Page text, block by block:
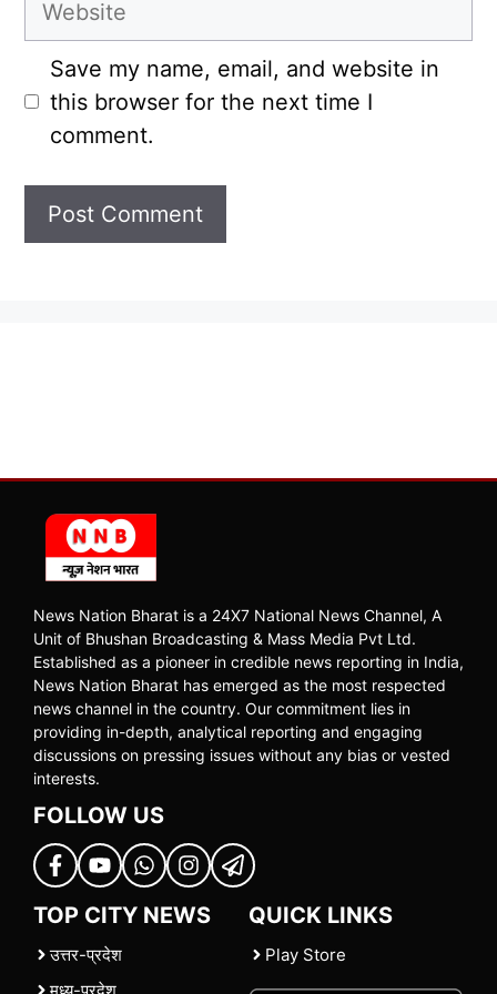
Save my name, email, and website in
this browser for the next time I
comment.
News Nation Bharat is a 24X7 National News Channel, A
Unit of Bhushan Broadcasting & Mass Media Pvt Ltd.
Established as a pioneer in credible news reporting in India,
News Nation Bharat has emerged as the most respected
news channel in the country. Our commitment lies in
providing in-depth, analytical reporting and engaging
discussions on pressing issues without any bias or vested
interests.
FOLLOW US
TOP CITY NEWS
उत्तर-प्रदेश
मध्य-प्रदेश
QUICK LINKS
Play Store